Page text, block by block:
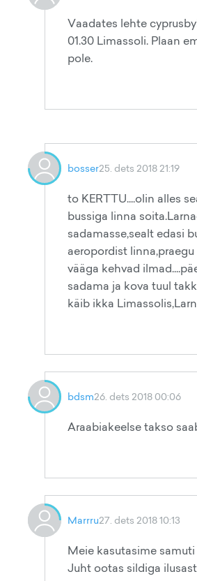
Vaadates lehte
01.30 Limassoli. Plaan
pole.
bosser25. dets 2018 21:19
to KERTTU....olin alles
bussiga linna
sadamasse,sealt edasi
aeropordist
vääga kehvad
sadama ja kova tuul
käib ikka
bdsm26. dets 2018 00:06
Araabiakeelse takso
Marrru27. dets 2018 10:13
Meie kasutasime
Juht ootas sildiga